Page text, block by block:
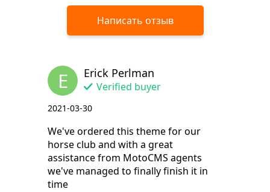
Написать отзыв
E Erick Perlman
Verified buyer
2021-03-30
We've ordered this theme for our
horse club and with a great
assistance from MotoCMS agents
we've managed to finally finish it in
time